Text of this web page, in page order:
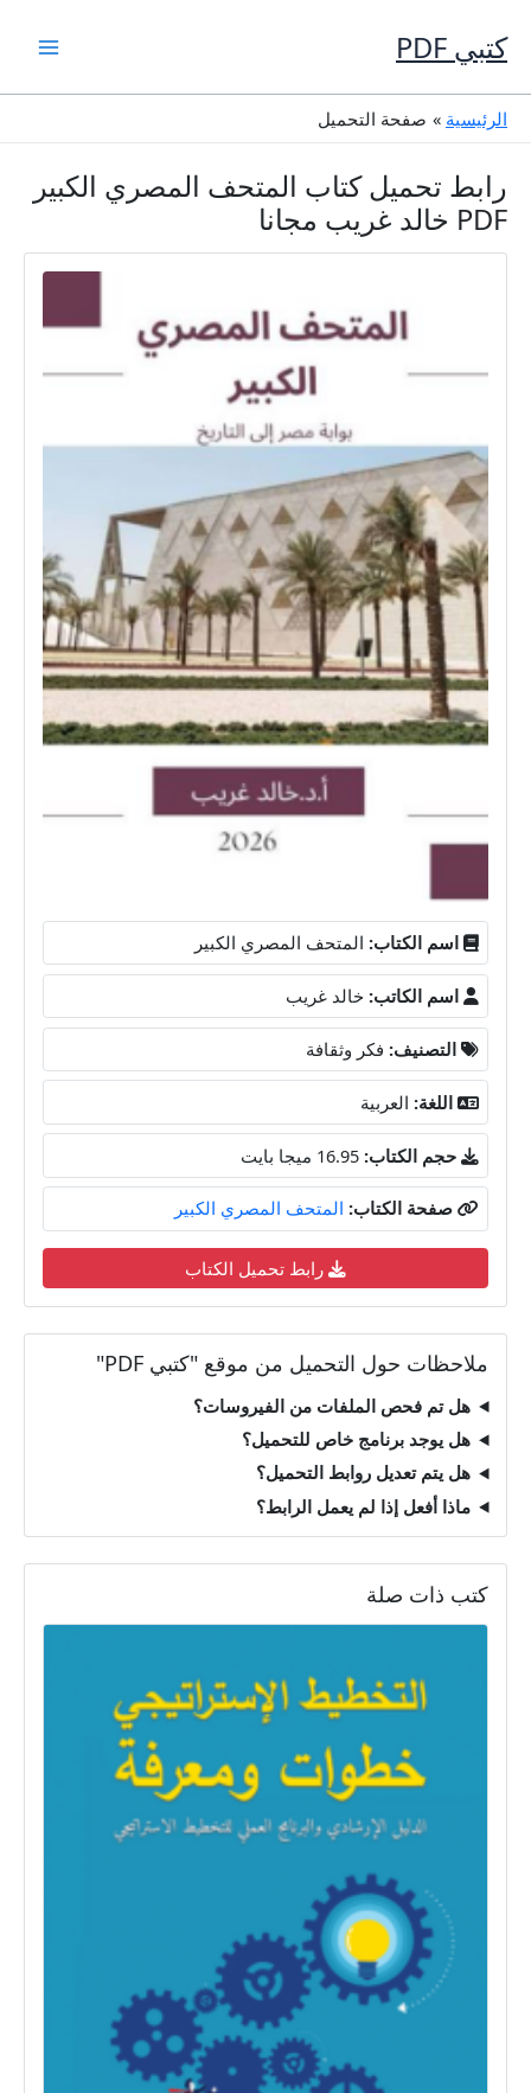
إلى
المحتوى
كتبي PDF
الرئيسية صفحة التحميل
رابط تحميل كتاب المتحف المصري الكبير
PDF خالد غريب مجانا
اسم الكتاب: المتحف المصري الكبير
اسم الكاتب: خالد غريب
التصنيف: فكر وثقافة
اللغة: العربية
حجم الكتاب: 16.95 ميجا بايت
صفحة الكتاب: المتحف المصري الكبير
رابط تحميل الكتاب
ملاحظات حول التحميل من موقع "كتبي PDF"
هل تم فحص الملفات من الفيروسات؟
هل يوجد برنامج خاص للتحميل؟
هل يتم تعديل روابط التحميل؟
ماذا أفعل إذا لم يعمل الرابط؟
كتب ذات صلة